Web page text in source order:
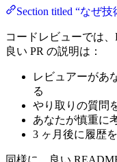
Section titled “なぜ
コードレビューでは
良い PR の説明は：
レビュアーがあ
る
やり取りの質問
あなたが慎重に
3 ヶ月後に履歴
同様に、良い